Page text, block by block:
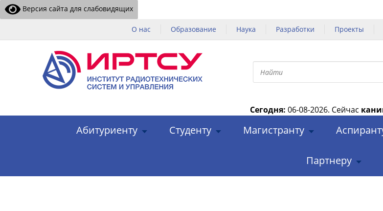
Версия сайта для слабовидящих
О нас Образование Наука Разработки Проекты
Сегодня: 06-08-2026. Сейчас
Абитуриенту Студенту Магистранту
Партнеру